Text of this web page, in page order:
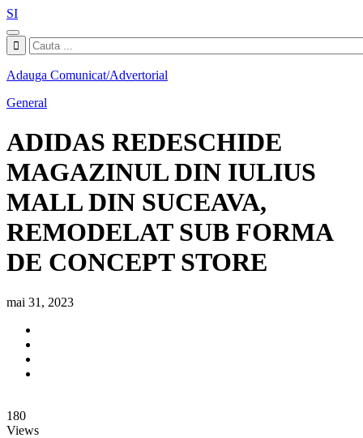
SI
Adauga Comunicat/Advertorial
General
ADIDAS REDESCHIDE
MAGAZINUL DIN IULIUS
MALL DIN SUCEAVA,
REMODELAT SUB FORMA
DE CONCEPT STORE
mai 31, 2023
180
Views